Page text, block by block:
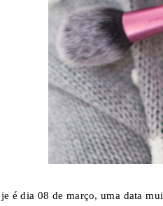
é dia 08 de março, uma data